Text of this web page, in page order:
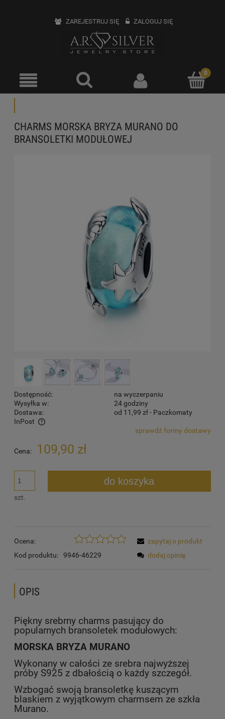
ZAREJESTRUJ SIĘ ZALOGUJ SIĘ
CHARMS MORSKA BRYZA MURANO DO
BRANSOLETKI MODUŁOWEJ
Dostępność:
na wyczerpaniu
Wysyłka w:
24 godziny
Dostawa:
od 11,99 zł- Paczkomaty
InPost
Cena nie zawiera ewentualnych kosztów płatnościsprawdź formy dostawy
Cena: 109,90 zł
szt.
do koszyka
Ocena:
Kod produktu:
9946-46229
zapytaj o produkt
dodaj opinię
OPIS
Piękny srebrny charms pasujący do
popularnych bransoletek modułowych:
MORSKA BRYZA MURANO
Wykonany w całości ze srebra najwyższej
próby S925 z dbałością o każdy szczegół.
Wzbogać swoją bransoletkę kuszącym
blaskiem z wyjątkowym charmsem ze szkła
Murano.